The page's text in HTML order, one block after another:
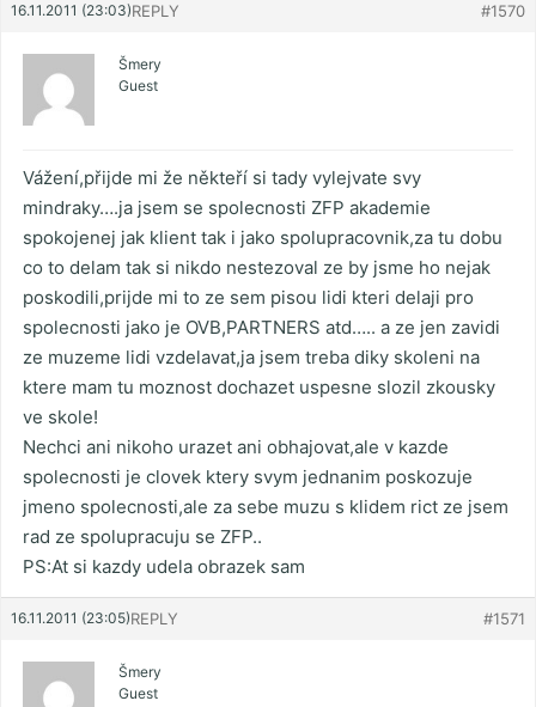
16.11.2011 (23:03) #1570
REPLY
Šmery
Guest
Vážení,přijde mi že někteří si tady vylejvate svy
mindraky….ja jsem se spolecnosti ZFP akademie
spokojenej jak klient tak i jako spolupracovnik,za tu dobu
co to delam tak si nikdo nestezoval ze by jsme ho nejak
poskodili,prijde mi to ze sem pisou lidi kteri delaji pro
spolecnosti jako je OVB,PARTNERS atd….. a ze jen zavidi
ze muzeme lidi vzdelavat,ja jsem treba diky skoleni na
ktere mam tu moznost dochazet uspesne slozil zkousky
ve skole!
Nechci ani nikoho urazet ani obhajovat,ale v kazde
spolecnosti je clovek ktery svym jednanim poskozuje
jmeno spolecnosti,ale za sebe muzu s klidem rict ze jsem
rad ze spolupracuju se ZFP..
PS:At si kazdy udela obrazek sam
16.11.2011 (23:05) #1571
REPLY
Šmery
Guest